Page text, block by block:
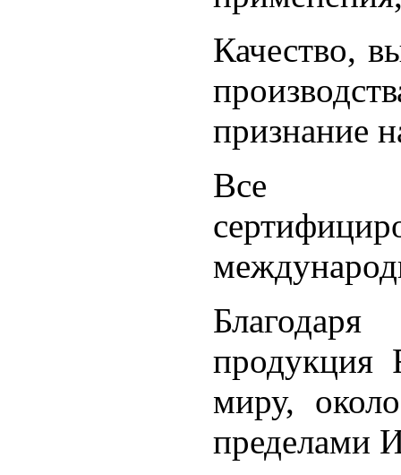
Качество,
признание
Все
продукция
миру,
пределами